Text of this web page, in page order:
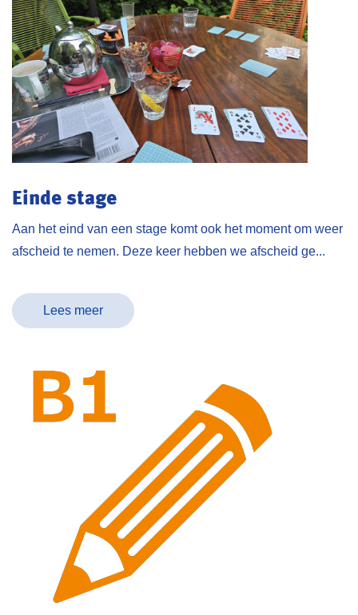
Einde stage
Aan het eind van een stage komt ook het moment om weer
afscheid te nemen. Deze keer hebben we afscheid ge...
Lees meer